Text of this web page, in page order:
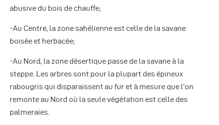
abusive du bois de chauffe;
-Au Centre, la zone sahélienne est celle de la savane
boisée et herbacée;
-Au Nord, la zone désertique passe de la savane à la
steppe. Les arbres sont pour la plupart des épineux
rabougris qui disparaissent au fur et à mesure que l’on
remonte au Nord où la seule végétation est celle des
palmeraies.